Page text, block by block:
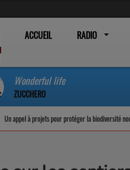
ACCUEIL RADIO
Wonderful life
ZUCCHERO
à projets pour protéger la biodiversité nocturne